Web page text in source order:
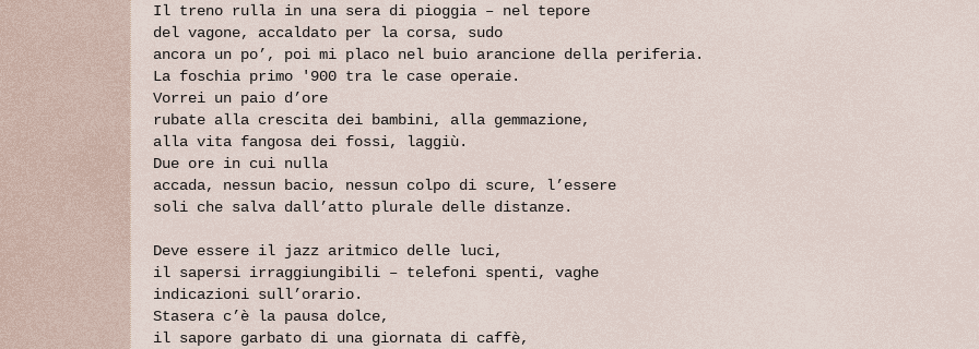
Il treno rulla in una sera di pioggia – nel tepore
del vagone, accaldato per la corsa, sudo
ancora un po’, poi mi placo nel buio arancione della periferia.
La foschia primo '900 tra le case operaie.
Vorrei un paio d’ore
rubate alla crescita dei bambini, alla gemmazione,
alla vita fangosa dei fossi, laggiù.
Due ore in cui nulla
accada, nessun bacio, nessun colpo di scure, l’essere
soli che salva dall’atto plurale delle distanze.
Deve essere il jazz aritmico delle luci,
il sapersi irraggiungibili – telefoni spenti, vaghe
indicazioni sull’orario.
Stasera c’è la pausa dolce,
il sapore garbato di una giornata di caffè,